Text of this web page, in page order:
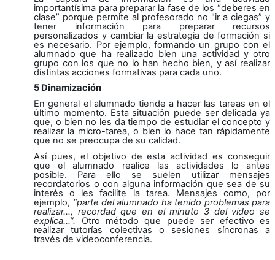
importantísima para preparar la fase de los “deberes en
clase” porque permite al profesorado no "ir a ciegas” y
tener información para preparar recursos
personalizados y cambiar la estrategia de formación si
es necesario. Por ejemplo, formando un grupo con el
alumnado que ha realizado bien una actividad y otro
grupo con los que no lo han hecho bien, y así realizar
distintas acciones formativas para cada uno.
5 Dinamización
En general el alumnado tiende a hacer las tareas en el
último momento. Esta situación puede ser delicada ya
que, o bien no les da tiempo de estudiar el concepto y
realizar la micro-tarea, o bien lo hace tan rápidamente
que no se preocupa de su calidad.
Así pues, el objetivo de esta actividad es conseguir
que el alumnado realice las actividades lo antes
posible. Para ello se suelen utilizar mensajes
recordatorios o con alguna información que sea de su
interés o les facilite la tarea. Mensajes como, por
ejemplo, “parte del alumnado ha tenido problemas para
realizar..., recordad que en el minuto 3 del video se
explica…”. Otro método que puede ser efectivo es
realizar tutorías colectivas o sesiones síncronas a
través de videoconferencia.